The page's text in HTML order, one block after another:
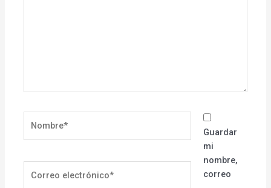
electrónico*
Guardar
mi
nombre,
correo